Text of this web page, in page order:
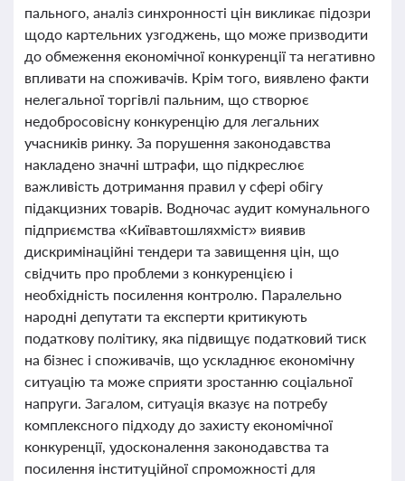
пального, аналіз синхронності цін викликає підозри
щодо картельних узгоджень, що може призводити
до обмеження економічної конкуренції та негативно
впливати на споживачів. Крім того, виявлено факти
нелегальної торгівлі пальним, що створює
недобросовісну конкуренцію для легальних
учасників ринку. За порушення законодавства
накладено значні штрафи, що підкреслює
важливість дотримання правил у сфері обігу
підакцизних товарів. Водночас аудит комунального
підприємства «Київавтошляхміст» виявив
дискримінаційні тендери та завищення цін, що
свідчить про проблеми з конкуренцією і
необхідність посилення контролю. Паралельно
народні депутати та експерти критикують
податкову політику, яка підвищує податковий тиск
на бізнес і споживачів, що ускладнює економічну
ситуацію та може сприяти зростанню соціальної
напруги. Загалом, ситуація вказує на потребу
комплексного підходу до захисту економічної
конкуренції, удосконалення законодавства та
посилення інституційної спроможності для